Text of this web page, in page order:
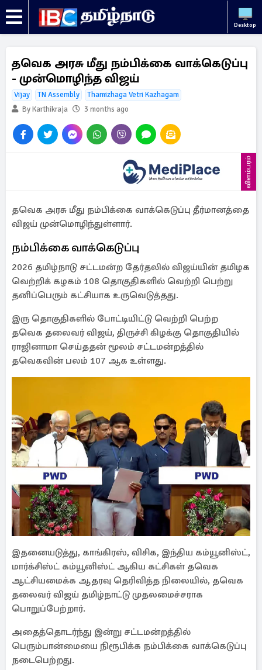
Desktop
தவெக அரசு மீது நம்பிக்கை வாக்கெடுப்பு
- முன்மொழிந்த விஜய்
Vijay TN Assembly
Thamizhaga Vetri Kazhagam
By Karthikraja
3 months ago
விளம்பரம்
தவெக அரசு மீது நம்பிக்கை வாக்கெடுப்பு தீர்மானத்தை
விஜய் முன்மொழிந்துள்ளார்.
நம்பிக்கை வாக்கெடுப்பு
2026 தமிழ்நாடு சட்டமன்ற தேர்தலில் விஜய்யின் தமிழக
வெற்றிக் கழகம் 108 தொகுதிகளில் வெற்றி பெற்று
தனிப்பெரும் கட்சியாக உருவெடுத்தது.
இரு தொகுதிகளில் போட்டியிட்டு வெற்றி பெற்ற
தவெக தலைவர் விஜய், திருச்சி கிழக்கு தொகுதியில்
ராஜினாமா செய்ததன் மூலம் சட்டமன்றத்தில்
தவெகவின் பலம் 107 ஆக உள்ளது.
இதனையடுத்து, காங்கிரஸ், விசிக, இந்திய கம்யூனிஸ்ட்,
மார்க்சிஸ்ட் கம்யூனிஸ்ட் ஆகிய கட்சிகள் தவெக
ஆட்சியமைக்க ஆதரவு தெரிவித்த நிலையில், தவெக
தலைவர் விஜய் தமிழ்நாட்டு முதலமைச்சராக
பொறுப்பேற்றார்.
அதைத்தொடர்ந்து இன்று சட்டமன்றத்தில்
பெரும்பான்மையை நிரூபிக்க நம்பிக்கை வாக்கெடுப்பு
நடைபெற்றது.